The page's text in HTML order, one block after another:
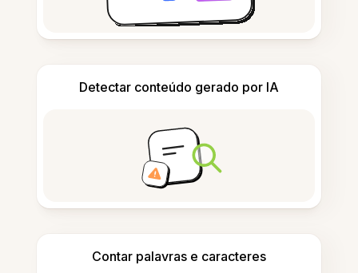
Detectar conteúdo gerado por IA
Contar palavras e caracteres